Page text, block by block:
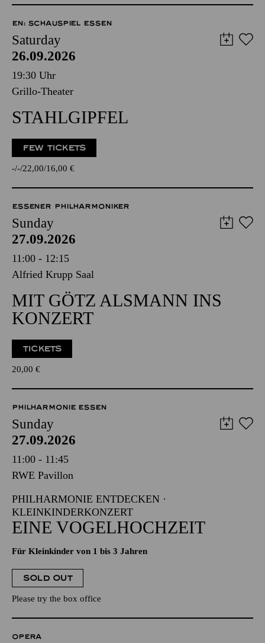
EN: SCHAUSPIEL ESSEN
Saturday
26.09.2026
19:30 Uhr
Grillo-Theater
STAHLGIPFEL
FEW TICKETS
- - 22,00 16,00 €
ESSENER PHILHARMONIKER
Sunday
27.09.2026
11:00 - 12:15
Alfried Krupp Saal
MIT GÖTZ ALSMANN INS
KONZERT
TICKETS
20,00 €
PHILHARMONIE ESSEN
Sunday
27.09.2026
11:00 - 11:45
RWE Pavillon
PHILHARMONIE ENTDECKEN ·
KLEINKINDERKONZERT
EINE VOGELHOCHZEIT
Für Kleinkinder von 1 bis 3 Jahren
SOLD OUT
Please try the box office
OPERA